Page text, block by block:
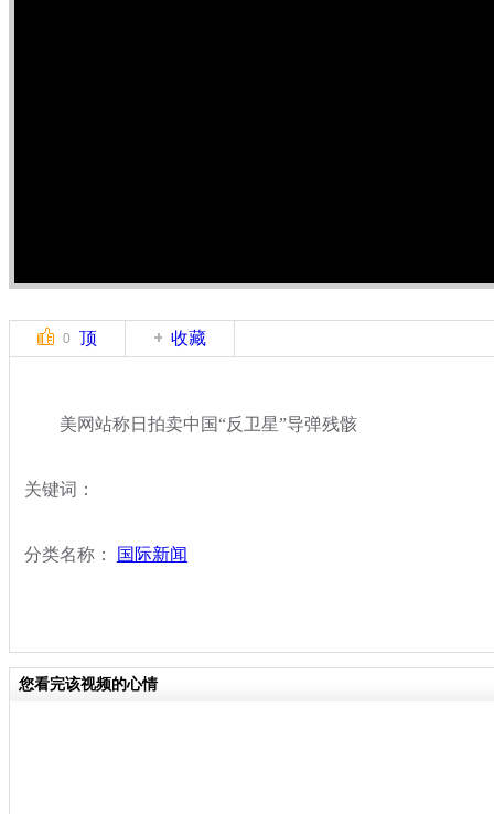
0 顶 收藏
美网站称日拍卖中国“反卫星”导弹残骸
关键词：
分类名称： 国际新闻
您看完该视频的心情